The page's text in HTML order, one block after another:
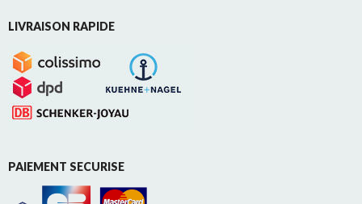
LIVRAISON RAPIDE
PAIEMENT SECURISE